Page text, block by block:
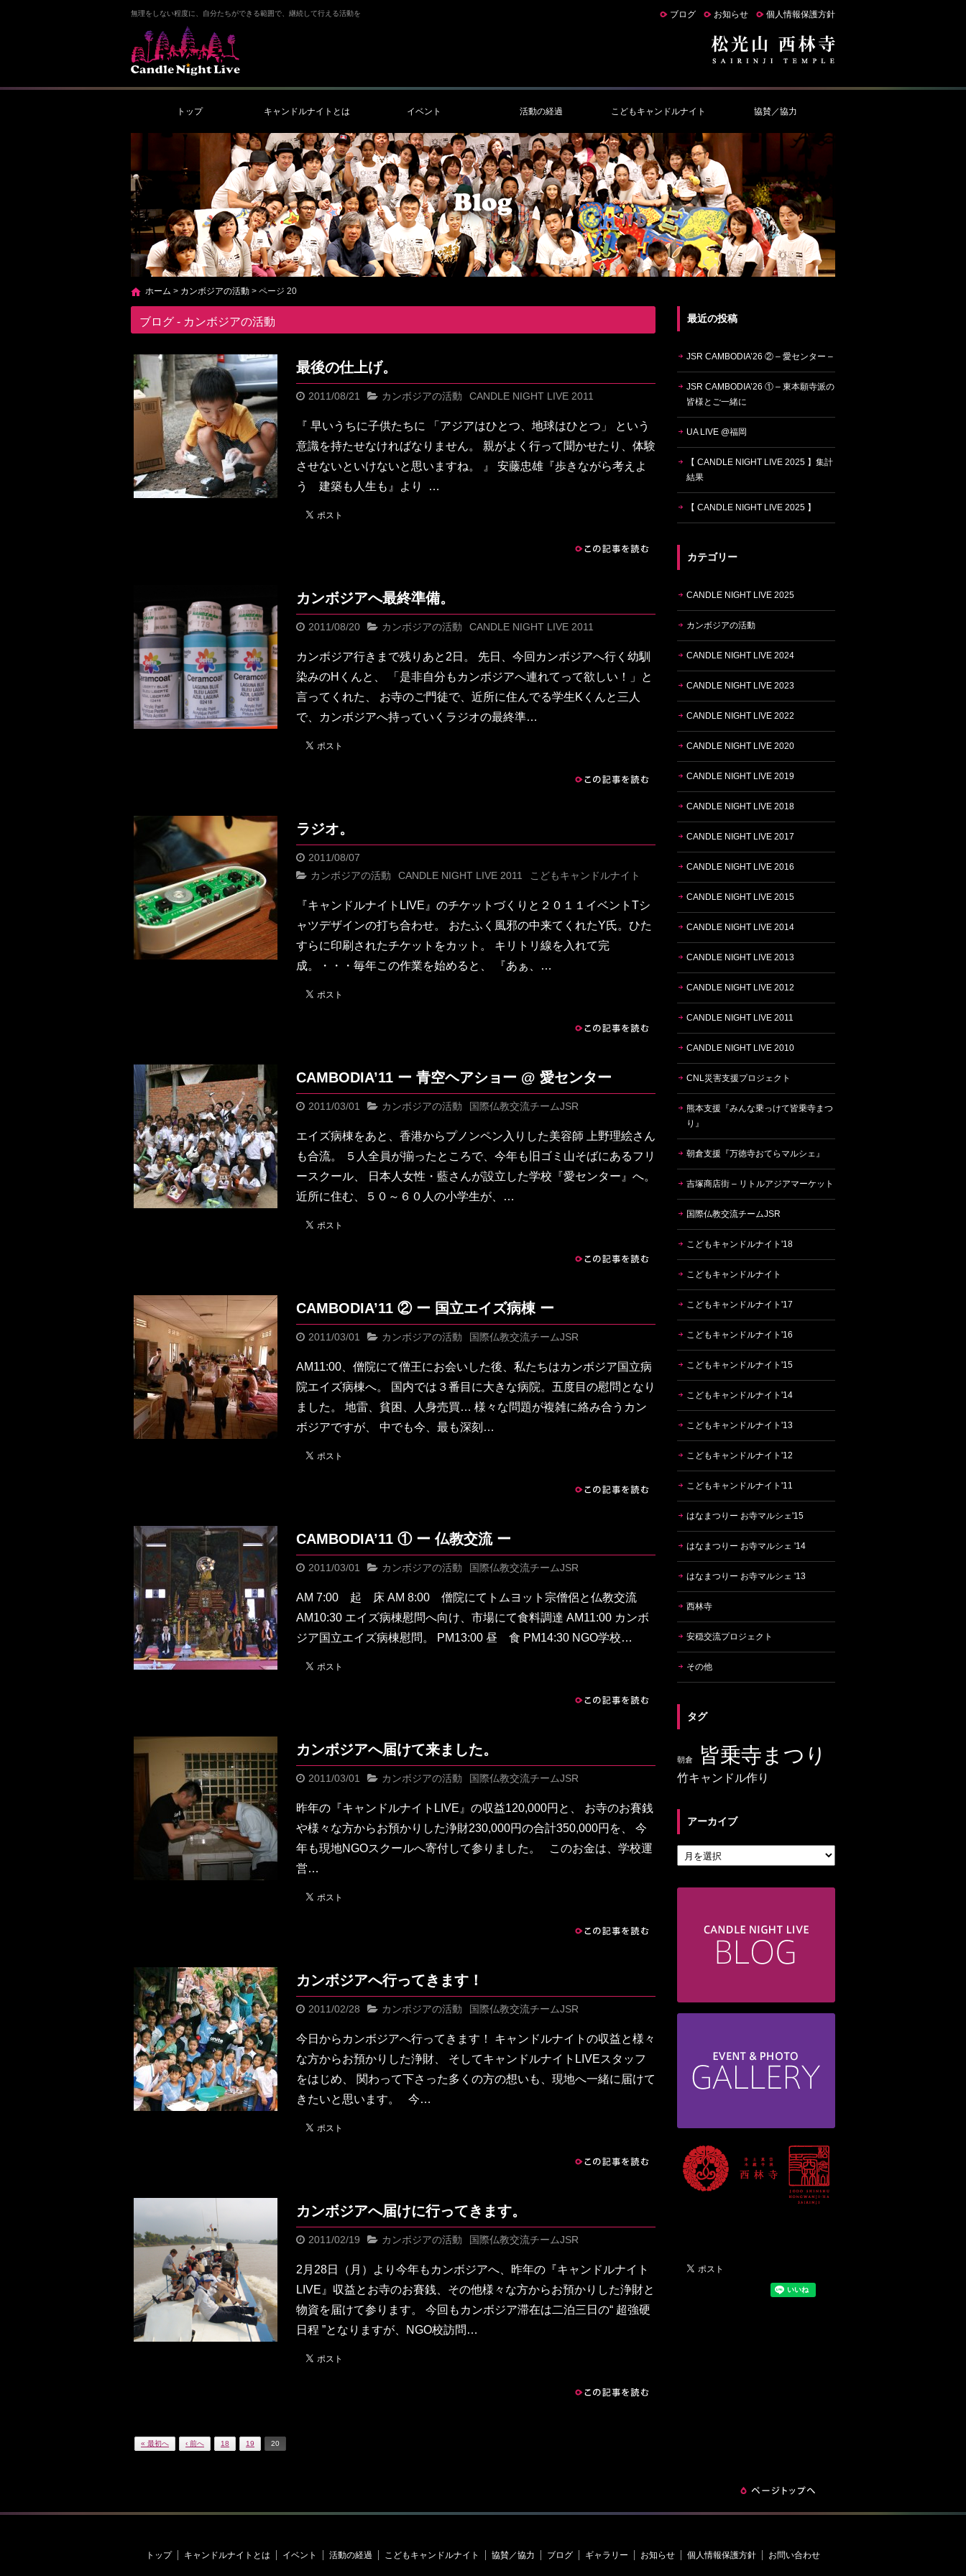
無理をしない程度に、自分たちができる範囲で、継続して行える活動を ブログ お知らせ 個人情報保護方針
トップ キャンドルナイトとは イベント 活動の経過 こどもキャンドルナイト 協賛／協力
ホーム > カンボジアの活動 > ページ 20
ブログ - カンボジアの活動
最後の仕上げ。
2011/08/21 カンボジアの活動 CANDLE NIGHT LIVE 2011
『 早いうちに子供たちに 「アジアはひとつ、地球はひとつ」 という
意識を持たせなければなりません。 親がよく行って聞かせたり、体験
させないといけないと思いますね。 』 安藤忠雄『歩きながら考えよ
う 建築も人生も』より …
カンボジアへ最終準備。
2011/08/20 カンボジアの活動 CANDLE NIGHT LIVE 2011
カンボジア行きまで残りあと2日。 先日、今回カンボジアへ行く幼馴
染みのHくんと、 「是非自分もカンボジアへ連れてって欲しい！」と
言ってくれた、 お寺のご門徒で、近所に住んでる学生Kくんと三人
で、カンボジアへ持っていくラジオの最終準…
ラジオ。
2011/08/07
カンボジアの活動
CANDLE NIGHT LIVE 2011 こどもキャンドルナイト
『キャンドルナイトLIVE』のチケットづくりと２０１１イベントTシ
ャツデザインの打ち合わせ。 おたふく風邪の中来てくれたY氏。ひた
すらに印刷されたチケットをカット。 キリトリ線を入れて完
成。・・・毎年この作業を始めると、 『あぁ、…
CAMBODIA’11 ー 青空ヘアショー @ 愛センター
2011/03/01 カンボジアの活動 国際仏教交流チームJSR
エイズ病棟をあと、香港からプノンペン入りした美容師 上野理絵さん
も合流。 ５人全員が揃ったところで、今年も旧ゴミ山そばにあるフリ
ースクール、 日本人女性・藍さんが設立した学校『愛センター』へ。
近所に住む、５０～６０人の小学生が、…
CAMBODIA’11 ② ー 国立エイズ病棟 ー
2011/03/01 カンボジアの活動 国際仏教交流チームJSR
AM11:00、僧院にて僧王にお会いした後、私たちはカンボジア国立病
院エイズ病棟へ。 国内では３番目に大きな病院。五度目の慰問となり
ました。 地雷、貧困、人身売買… 様々な問題が複雑に絡み合うカン
ボジアですが、 中でも今、最も深刻…
CAMBODIA’11 ① ー 仏教交流 ー
2011/03/01 カンボジアの活動 国際仏教交流チームJSR
AM 7:00 起 床 AM 8:00 僧院にてトムヨット宗僧侶と仏教交流
AM10:30 エイズ病棟慰問へ向け、市場にて食料調達 AM11:00 カンボ
ジア国立エイズ病棟慰問。 PM13:00 昼 食 PM14:30 NGO学校…
カンボジアへ届けて来ました。
2011/03/01 カンボジアの活動 国際仏教交流チームJSR
昨年の『キャンドルナイトLIVE』の収益120,000円と、 お寺のお賽銭
や様々な方からお預かりした浄財230,000円の合計350,000円を、 今
年も現地NGOスクールへ寄付して参りました。 このお金は、学校運
営…
カンボジアへ行ってきます！
2011/02/28 カンボジアの活動 国際仏教交流チームJSR
今日からカンボジアへ行ってきます！ キャンドルナイトの収益と様々
な方からお預かりした浄財、 そしてキャンドルナイトLIVEスタッフ
をはじめ、 関わって下さった多くの方の想いも、現地へ一緒に届けて
きたいと思います。 今…
カンボジアへ届けに行ってきます。
2011/02/19 カンボジアの活動 国際仏教交流チームJSR
2月28日（月）より今年もカンボジアへ、昨年の『キャンドルナイト
LIVE』収益とお寺のお賽銭、その他様々な方からお預かりした浄財と
物資を届けて参ります。 今回もカンボジア滞在は二泊三日の“ 超強硬
日程 ”となりますが、NGO校訪問…
« 最初へ ‹ 前へ 18 19 20
最近の投稿
JSR CAMBODIA’26 ② – 愛センター –
JSR CAMBODIA’26 ① – 東本願寺派の
皆様とご一緒に
UA LIVE @福岡
【 CANDLE NIGHT LIVE 2025 】集計
結果
【 CANDLE NIGHT LIVE 2025 】
カテゴリー
CANDLE NIGHT LIVE 2025
カンボジアの活動
CANDLE NIGHT LIVE 2024
CANDLE NIGHT LIVE 2023
CANDLE NIGHT LIVE 2022
CANDLE NIGHT LIVE 2020
CANDLE NIGHT LIVE 2019
CANDLE NIGHT LIVE 2018
CANDLE NIGHT LIVE 2017
CANDLE NIGHT LIVE 2016
CANDLE NIGHT LIVE 2015
CANDLE NIGHT LIVE 2014
CANDLE NIGHT LIVE 2013
CANDLE NIGHT LIVE 2012
CANDLE NIGHT LIVE 2011
CANDLE NIGHT LIVE 2010
CNL災害支援プロジェクト
熊本支援『みんな乗っけて皆乗寺まつ
り』
朝倉支援『万徳寺おてらマルシェ』
吉塚商店街 – リトルアジアマーケット
国際仏教交流チームJSR
こどもキャンドルナイト'18
こどもキャンドルナイト
こどもキャンドルナイト'17
こどもキャンドルナイト'16
こどもキャンドルナイト'15
こどもキャンドルナイト'14
こどもキャンドルナイト'13
こどもキャンドルナイト'12
こどもキャンドルナイト'11
はなまつりー お寺マルシェ'15
はなまつりー お寺マルシェ '14
はなまつりー お寺マルシェ '13
西林寺
安穏交流プロジェクト
その他
タグ
朝倉 皆乗寺まつり
竹キャンドル作り
アーカイブ
アーカイブ
トップ キャンドルナイトとは イベント 活動の経過 こどもキャンドルナイト 協賛／協力 ブログ ギャラリー お知らせ 個人情報保護方針 お問い合わせ